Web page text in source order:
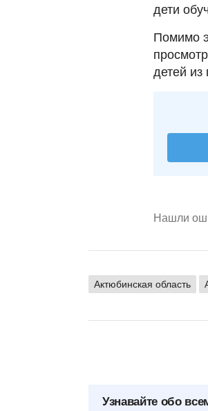
дети
Помимо
детей из
Нашли
Актюбинская область
Узнавайте обо